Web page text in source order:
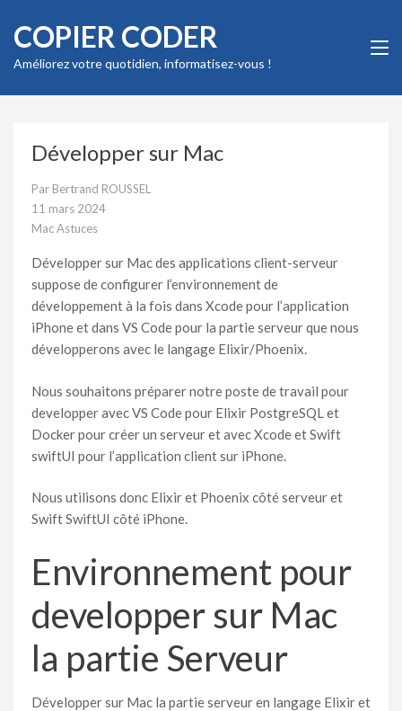
contenu
Entrée)
COPIER CODER
Améliorez votre quotidien, informatisez-vous !
Développer sur Mac
Par Bertrand ROUSSEL
11 mars 2024
Mac Astuces
Développer sur Mac des applications client-serveur
suppose de configurer l’environnement de
développement à la fois dans Xcode pour l’application
iPhone et dans VS Code pour la partie serveur que nous
développerons avec le langage Elixir/Phoenix.
Nous souhaitons préparer notre poste de travail pour
developper avec VS Code pour Elixir PostgreSQL et
Docker pour créer un serveur et avec Xcode et Swift
swiftUI pour l’application client sur iPhone.
Nous utilisons donc Elixir et Phoenix côté serveur et
Swift SwiftUI côté iPhone.
Environnement pour
developper sur Mac
la partie Serveur
Développer sur Mac la partie serveur en langage Elixir et